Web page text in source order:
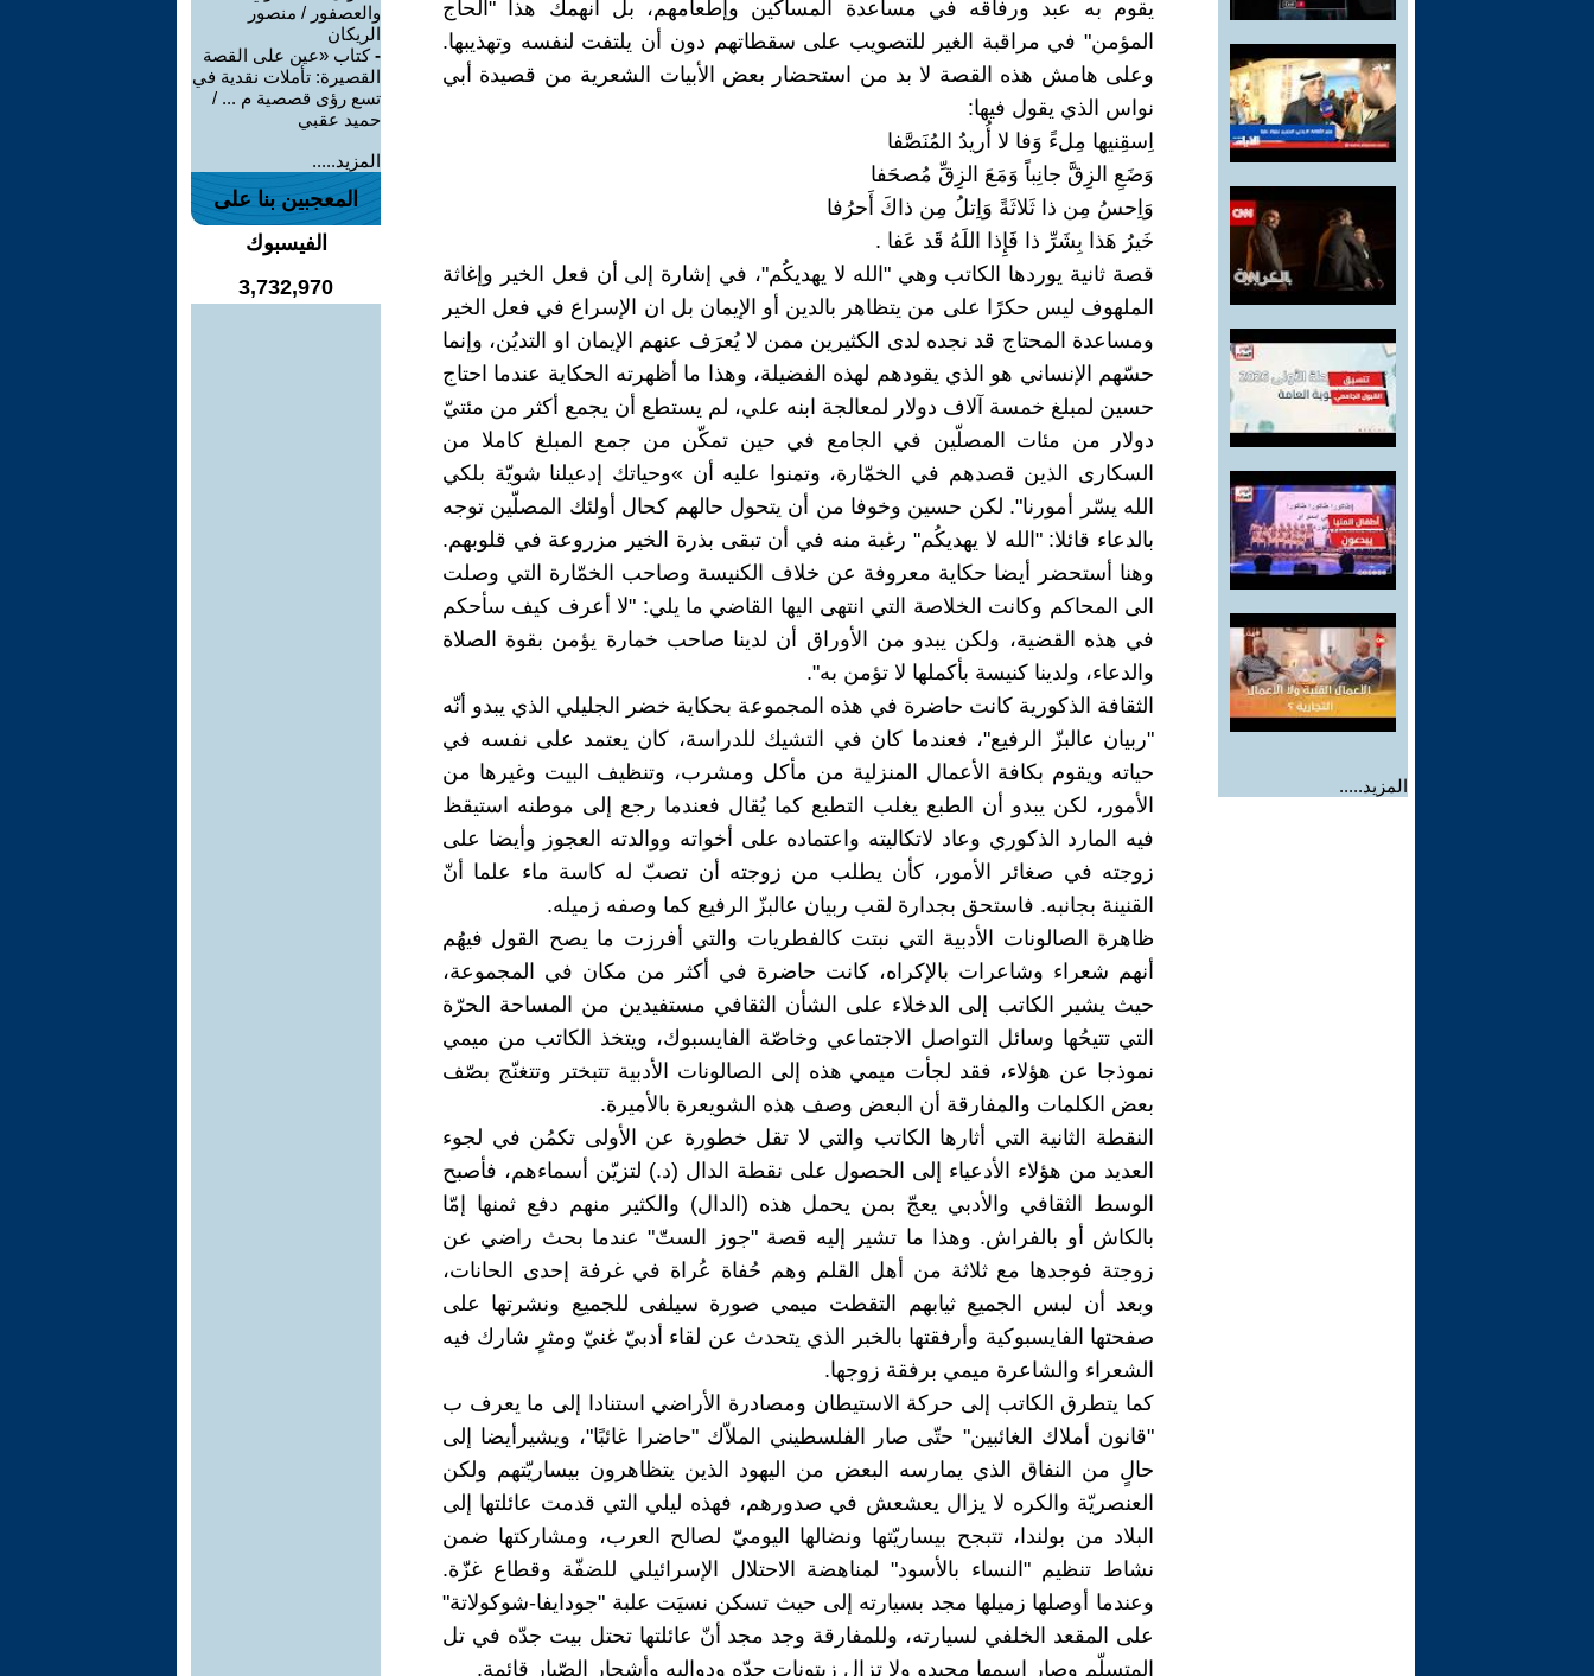
المزيد.....
يقوم به عبد ورفاقه في مساعدة المساكين وإطعامهم، بل انهمك هذا "الحاج
المؤمن" في مراقبة الغير للتصويب على سقطاتهم دون أن يلتفت لنفسه وتهذيبها.
وعلى هامش هذه القصة لا بد من استحضار بعض الأبيات الشعرية من قصيدة أبي
نواس الذي يقول فيها:
اِسقِنيها مِلءً وَفا لا أُريدُ المُنَصَّفا
وَضَعِ الزِقَّ جانِباً وَمَعَ الزِقِّ مُصحَفا
وَاِحسُ مِن ذا ثَلاثَةً وَاِتلُ مِن ذاكَ أَحرُفا
خَيرُ هَذا بِشَرِّ ذا فَإِذا اللَهُ قَد عَفا .
قصة ثانية يوردها الكاتب وهي "الله لا يهديكُم"، في إشارة إلى أن فعل الخير وإغاثة
الملهوف ليس حكرًا على من يتظاهر بالدين أو الإيمان بل ان الإسراع في فعل الخير
ومساعدة المحتاج قد نجده لدى الكثيرين ممن لا يُعرَف عنهم الإيمان او التديُن، وإنما
حسّهم الإنساني هو الذي يقودهم لهذه الفضيلة، وهذا ما أظهرته الحكاية عندما احتاج
حسين لمبلغ خمسة آلاف دولار لمعالجة ابنه علي، لم يستطع أن يجمع أكثر من مئتيّ
دولار من مئات المصلّين في الجامع في حين تمكّن من جمع المبلغ كاملا من
السكارى الذين قصدهم في الخمّارة، وتمنوا عليه أن »وحياتك إدعيلنا شويّة بلكي
الله يسّر أمورنا". لكن حسين وخوفا من أن يتحول حالهم كحال أولئك المصلّين توجه
بالدعاء قائلا: "الله لا يهديكُم" رغبة منه في أن تبقى بذرة الخير مزروعة في قلوبهم.
وهنا أستحضر أيضا حكاية معروفة عن خلاف الكنيسة وصاحب الخمّارة التي وصلت
الى المحاكم وكانت الخلاصة التي انتهى اليها القاضي ما يلي: "لا أعرف كيف سأحكم
في هذه القضية، ولكن يبدو من الأوراق أن لدينا صاحب خمارة يؤمن بقوة الصلاة
والدعاء، ولدينا كنيسة بأكملها لا تؤمن به".
الثقافة الذكورية كانت حاضرة في هذه المجموعة بحكاية خضر الجليلي الذي يبدو أنّه
"ربيان عالبزّ الرفيع"، فعندما كان في التشيك للدراسة، كان يعتمد على نفسه في
حياته ويقوم بكافة الأعمال المنزلية من مأكل ومشرب، وتنظيف البيت وغيرها من
الأمور، لكن يبدو أن الطبع يغلب التطبع كما يُقال فعندما رجع إلى موطنه استيقظ
فيه المارد الذكوري وعاد لاتكاليته واعتماده على أخواته ووالدته العجوز وأيضا على
زوجته في صغائر الأمور، كأن يطلب من زوجته أن تصبّ له كاسة ماء علما أنّ
القنينة بجانبه. فاستحق بجدارة لقب ربيان عالبزّ الرفيع كما وصفه زميله.
ظاهرة الصالونات الأدبية التي نبتت كالفطريات والتي أفرزت ما يصح القول فيهُم
أنهم شعراء وشاعرات بالإكراه، كانت حاضرة في أكثر من مكان في المجموعة،
حيث يشير الكاتب إلى الدخلاء على الشأن الثقافي مستفيدين من المساحة الحرّة
التي تتيحُها وسائل التواصل الاجتماعي وخاصّة الفايسبوك، ويتخذ الكاتب من ميمي
نموذجا عن هؤلاء، فقد لجأت ميمي هذه إلى الصالونات الأدبية تتبختر وتتغنّج بصّف
بعض الكلمات والمفارقة أن البعض وصف هذه الشويعرة بالأميرة.
النقطة الثانية التي أثارها الكاتب والتي لا تقل خطورة عن الأولى تكمُن في لجوء
العديد من هؤلاء الأدعياء إلى الحصول على نقطة الدال (د.) لتزيّن أسماءهم، فأصبح
الوسط الثقافي والأدبي يعجّ بمن يحمل هذه (الدال) والكثير منهم دفع ثمنها إمّا
بالكاش أو بالفراش. وهذا ما تشير إليه قصة "جوز الستّ" عندما بحث راضي عن
زوجتة فوجدها مع ثلاثة من أهل القلم وهم حُفاة عُراة في غرفة إحدى الحانات،
وبعد أن لبس الجميع ثيابهم التقطت ميمي صورة سيلفى للجميع ونشرتها على
صفحتها الفايسبوكية وأرفقتها بالخبر الذي يتحدث عن لقاء أدبيّ غنيّ ومثرٍ شارك فيه
الشعراء والشاعرة ميمي برفقة زوجها.
كما يتطرق الكاتب إلى حركة الاستيطان ومصادرة الأراضي استنادا إلى ما يعرف ب
"قانون أملاك الغائبين" حتّى صار الفلسطيني الملاّك "حاضرا غائبًا"، ويشيرأيضا إلى
حالٍ من النفاق الذي يمارسه البعض من اليهود الذين يتظاهرون بيساريّتهم ولكن
العنصريّة والكره لا يزال يعشعش في صدورهم، فهذه ليلي التي قدمت عائلتها إلى
البلاد من بولندا، تتبجح بيساريّتها ونضالها اليوميّ لصالح العرب، ومشاركتها ضمن
نشاط تنظيم "النساء بالأسود" لمناهضة الاحتلال الإسرائيلي للضفّة وقطاع غزّة.
وعندما أوصلها زميلها مجد بسيارته إلى حيث تسكن نسيَت علبة "جودايفا-شوكولاتة"
على المقعد الخلفي لسيارته، وللمفارقة وجد مجد أنّ عائلتها تحتل بيت جدّه في تل
المتسلّم وصار اسمها مجيدو ولا تزال زيتونات جدّه ودواليه وأشجار الصّبار قائمة.
والعصفور / منصور
الريكان
-كتاب «عين على القصة
القصيرة: تأملات نقدية في
تسع رؤى قصصية م ... /
حميد عقبي
المزيد.....
المعجبين بنا على
الفيسبوك
3,732,970